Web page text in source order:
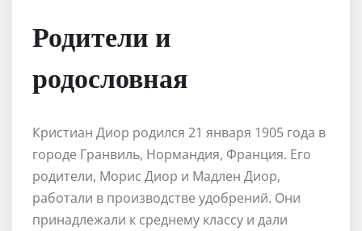
Родители и
родословная
Кристиан Диор родился 21 января 1905 года в
городе Гранвиль, Нормандия, Франция. Его
родители, Морис Диор и Мадлен Диор,
работали в производстве удобрений. Они
принадлежали к среднему классу и дали